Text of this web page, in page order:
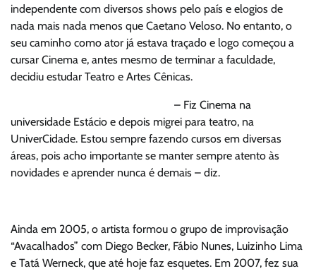
independente com diversos shows pelo país e elogios de
nada mais nada menos que Caetano Veloso. No entanto, o
seu caminho como ator já estava traçado e logo começou a
cursar Cinema e, antes mesmo de terminar a faculdade,
decidiu estudar Teatro e Artes Cênicas.
– Fiz Cinema na
universidade Estácio e depois migrei para teatro, na
UniverCidade. Estou sempre fazendo cursos em diversas
áreas, pois acho importante se manter sempre atento às
novidades e aprender nunca é demais – diz.
Ainda em 2005, o artista formou o grupo de improvisação
“Avacalhados” com Diego Becker, Fábio Nunes, Luizinho Lima
e Tatá Werneck, que até hoje faz esquetes. Em 2007, fez sua